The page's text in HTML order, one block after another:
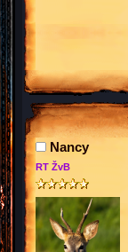
Nancy
RT ŽvB